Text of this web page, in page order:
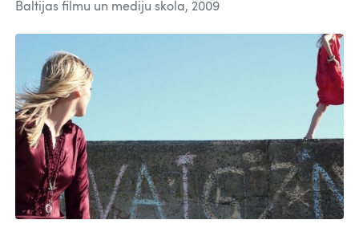
Baltijas filmu un mediju skola, 2009